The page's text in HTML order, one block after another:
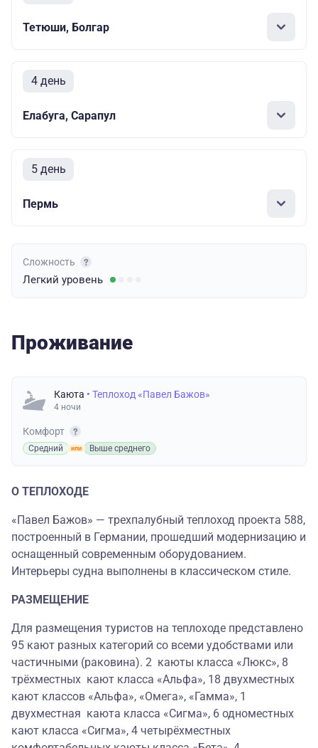
Тетюши, Болгар
4 день
Елабуга, Сарапул
5 день
Пермь
Сложность
Легкий уровень
Проживание
Каюта • Теплоход «Павел Бажов»
4 ночи
Комфорт
Средний Выше среднего
О ТЕПЛОХОДЕ
«Павел Бажов» — трехпалубный теплоход проекта 588,
построенный в Германии, прошедший модернизацию и
оснащенный современным оборудованием.
Интерьеры судна выполнены в классическом стиле.
РАЗМЕЩЕНИЕ
Для размещения туристов на теплоходе представлено
95 кают разных категорий со всеми удобствами или
частичными (раковина). 2 каюты класса «Люкс», 8
трёхместных кают класса «Альфа», 18 двухместных
кают классов «Альфа», «Омега», «Гамма», 1
двухместная каюта класса «Сигма», 6 одноместных
кают класса «Сигма», 4 четырёхместных